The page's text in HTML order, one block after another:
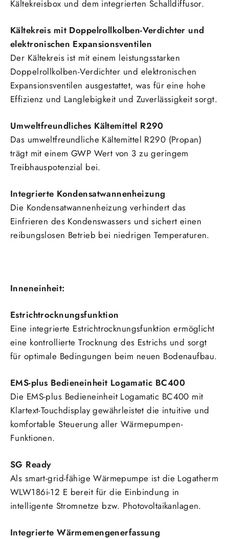
Kältekreisbox und dem integrierten Schalldiffusor.
Kältekreis mit Doppelrollkolben-Verdichter und
elektronischen Expansionsventilen
Der Kältekreis ist mit einem leistungsstarken
Doppelrollkolben-Verdichter und elektronischen
Expansionsventilen ausgestattet, was für eine hohe
Effizienz und Langlebigkeit und Zuverlässigkeit sorgt.
Umweltfreundliches Kältemittel R290
Das umweltfreundliche Kältemittel R290 (Propan)
trägt mit einem GWP Wert von 3 zu geringem
Treibhauspotenzial bei.
Integrierte Kondensatwannenheizung
Die Kondensatwannenheizung verhindert das
Einfrieren des Kondenswassers und sichert einen
reibungslosen Betrieb bei niedrigen Temperaturen.
Inneneinheit:
Estrichtrocknungsfunktion
Eine integrierte Estrichtrocknungsfunktion ermöglicht
eine kontrollierte Trocknung des Estrichs und sorgt
für optimale Bedingungen beim neuen Bodenaufbau.
EMS-plus Bedieneinheit Logamatic BC400
Die EMS-plus Bedieneinheit Logamatic BC400 mit
Klartext-Touchdisplay gewährleistet die intuitive und
komfortable Steuerung aller Wärmepumpen-
Funktionen.
SG Ready
Als smart-grid-fähige Wärmepumpe ist die Logatherm
WLW186i-12 E bereit für die Einbindung in
intelligente Stromnetze bzw. Photovoltaikanlagen.
Integrierte Wärmemengenerfassung